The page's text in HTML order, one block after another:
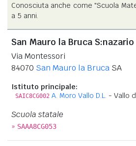
Conosciuta anche come "Scuola
a 5 anni.
San Mauro la Bruca S:nazario
Via Montessori
84070 San Mauro la Bruca SA
Istituto principale:
SAIC8CG002 A. Moro Vallo D.L. - Vallo
Scuola statale
» SAAA8CG053